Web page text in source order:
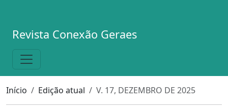
Revista Conexão Geraes
Início Edição atual V. 17, DEZEMBRO DE 2025